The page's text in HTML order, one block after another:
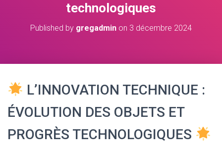
G
O
N
technologiques
Published by gregadmin on 3 décembre 2024
L’INNOVATION TECHNIQUE :
ÉVOLUTION DES OBJETS ET
PROGRÈS TECHNOLOGIQUES